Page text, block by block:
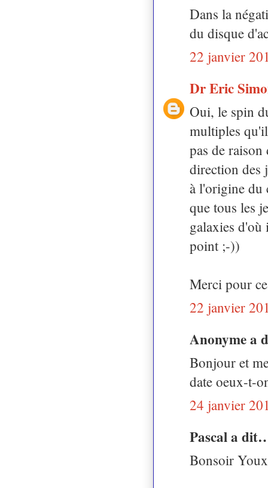
Dans la
du disque
22 janvier
Dr Eric
Oui, le spin
multiples
pas de
direction des
à l'origine du
que tous les
galaxies
point ;-))
Merci pour
22 janvier
Anonyme a
Bonjour et
date oeux-t-
24 janvier
Pascal a
Bonsoir